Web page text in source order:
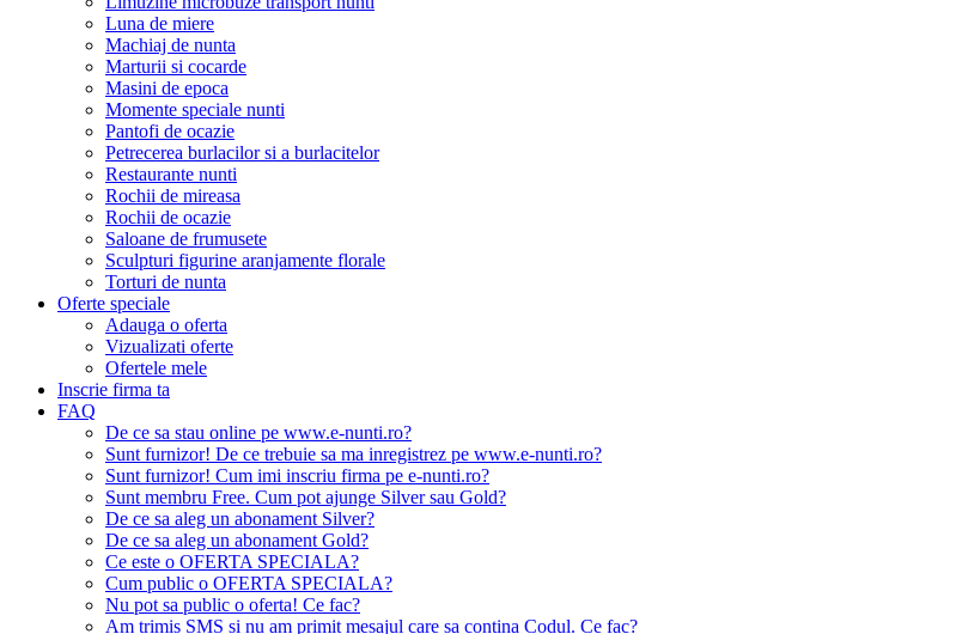
Luna de miere
Machiaj de nunta
Marturii si cocarde
Masini de epoca
Momente speciale nunti
Pantofi de ocazie
Petrecerea burlacilor si a burlacitelor
Restaurante nunti
Rochii de mireasa
Rochii de ocazie
Saloane de frumusete
Sculpturi figurine aranjamente florale
Torturi de nunta
Oferte speciale
Adauga o oferta
Vizualizati oferte
Ofertele mele
Inscrie firma ta
FAQ
De ce sa stau online pe www.e-nunti.ro?
Sunt furnizor! De ce trebuie sa ma inregistrez pe www.e-nunti.ro?
Sunt furnizor! Cum imi inscriu firma pe e-nunti.ro?
Sunt membru Free. Cum pot ajunge Silver sau Gold?
De ce sa aleg un abonament Silver?
De ce sa aleg un abonament Gold?
Ce este o OFERTA SPECIALA?
Cum public o OFERTA SPECIALA?
Nu pot sa public o oferta! Ce fac?
Am trimis SMS si nu am primit mesajul care sa contina Codul. Ce fac?